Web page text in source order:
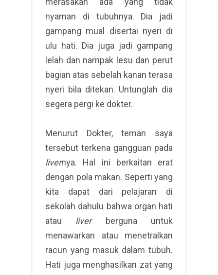
nyaman di tubuhnya. Dia jadi
gampang mual disertai nyeri di
ulu hati. Dia juga jadi gampang
lelah dan nampak lesu dan perut
bagian atas sebelah kanan terasa
nyeri bila ditekan. Untunglah dia
segera pergi ke dokter.
Menurut Dokter, teman saya
tersebut terkena gangguan pada
livernya. Hal ini berkaitan erat
dengan pola makan. Seperti yang
kita dapat dari pelajaran di
sekolah dahulu bahwa organ hati
atau liverberguna untuk
menawarkan atau menetralkan
racun yang masuk dalam tubuh.
Hati juga menghasilkan zat yang